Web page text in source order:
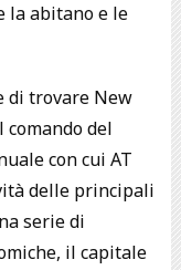
la abitano e le
di trovare New
comando del
con cui AT
delle principali
serie di
il capitale